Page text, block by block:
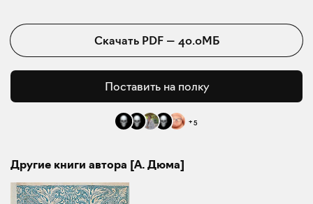
Скачать PDF— 40.0МБ
Поставить на полку
+5
Другие книги автора [А. Дюма]